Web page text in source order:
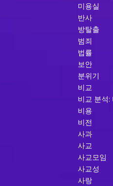
미용실
반사
방탈출
범죄
법률
보안
분위기
비교
비교 분석:
비용
비전
사과
사교
사교모임
사교성
사랑